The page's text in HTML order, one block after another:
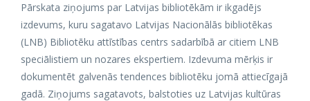
Pārskata ziņojums par Latvijas bibliotēkām ir ikgadējs
izdevums, kuru sagatavo Latvijas Nacionālās bibliotēkas
(LNB) Bibliotēku attīstības centrs sadarbībā ar citiem LNB
speciālistiem un nozares ekspertiem. Izdevuma mērķis ir
dokumentēt galvenās tendences bibliotēku jomā attiecīgajā
gadā. Ziņojums sagatavots, balstoties uz Latvijas kultūras